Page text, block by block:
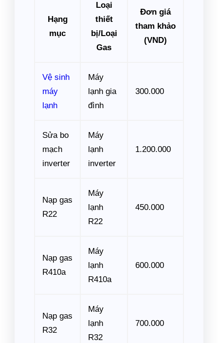
Hạng
mục
Loại
thiết
bị/Loại
Gas
Đơn giá
tham khảo
(VND)
Vệ sinh
máy
lạnh
Máy
lạnh gia
đình
300.000
Sửa bo
mạch
inverter
Máy
lạnh
inverter
1.200.000
Nạp gas
R22
Máy
lạnh
R22
450.000
Nạp gas
R410a
Máy
lạnh
R410a
600.000
Nạp gas
R32
Máy
lạnh
R32
700.000